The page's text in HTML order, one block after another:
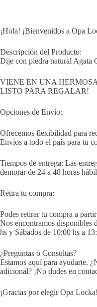
¡Hola! ¡Bienvenidos a Opa
Descripción del Producto:
Dije con piedra natural Agata
VIENE EN UNA
LISTO PARA REGALAR!
Opciones de Envío:
Ofrecemos flexibilidad para
Envíos a todo el país para tu
Tiempos de entrega: Las
demorar de 24 a 48 horas
Retira tu compra:
Podes retirar tu compra a
Nos encontramos disponibles
hs y Sábados de 10:00 hs a
¿Preguntas o Consultas?
Estamos aquí para ayudarte.
adicional? ¡No dudes en
¡Gracias por elegir Opa Locka!